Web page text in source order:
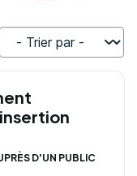
Trier par
D'UN PUBLIC